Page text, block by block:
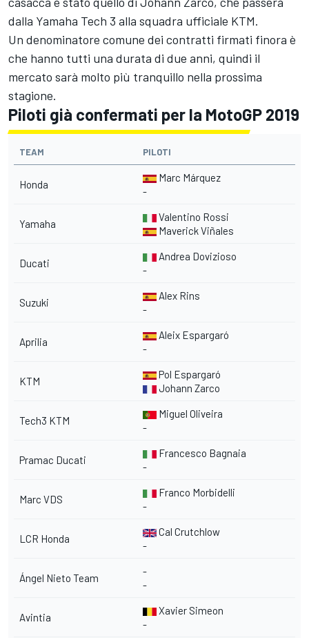
dalla Yamaha Tech 3 alla squadra ufficiale KTM.
Un denominatore comune dei contratti firmati finora è
che hanno tutti una durata di due anni, quindi il
mercato sarà molto più tranquillo nella prossima
stagione.
Piloti già confermati per la MotoGP 2019
TEAM PILOTI
Honda
Marc Márquez
-
Yamaha
Valentino Rossi
Maverick Viñales
Ducati
Andrea Dovizioso
-
Suzuki
Alex Rins
-
Aprilia
Aleix Espargaró
-
KTM
Pol Espargaró
Johann Zarco
Tech3 KTM
Miguel Oliveira
-
Pramac Ducati
Francesco Bagnaia
-
Marc VDS
Franco Morbidelli
-
LCR Honda
Cal Crutchlow
-
Ángel Nieto Team
-
-
Avintia
Xavier Simeon
-